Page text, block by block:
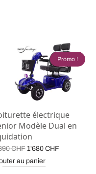
Promo !
électrique
Modèle Dual en
CHF Le prix
initial
était :
1'680 CHF
au panier